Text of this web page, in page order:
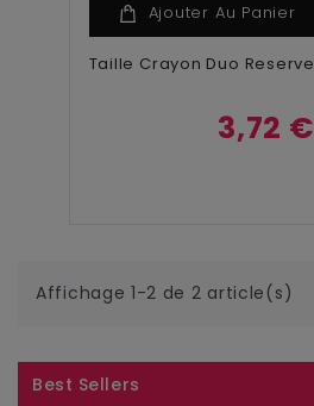
Ajouter Au Panier
Taille Crayon Duo Reserve
3,72 €
Affichage 1-2 de 2 article(s)
Best Sellers